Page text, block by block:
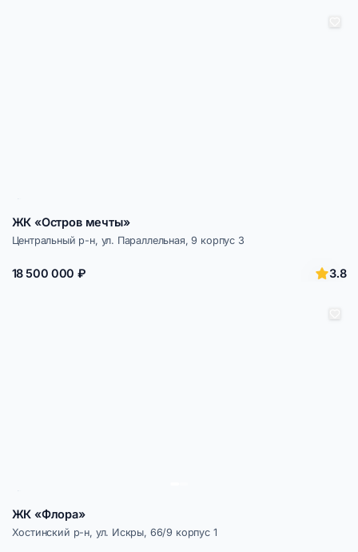
ЖК «Остров мечты»
Центральный р-н, ул. Параллельная, 9 корпус 3
18 500 000 ₽ 3.8
ЖК «Флора»
Хостинский р-н, ул. Искры, 66/9 корпус 1